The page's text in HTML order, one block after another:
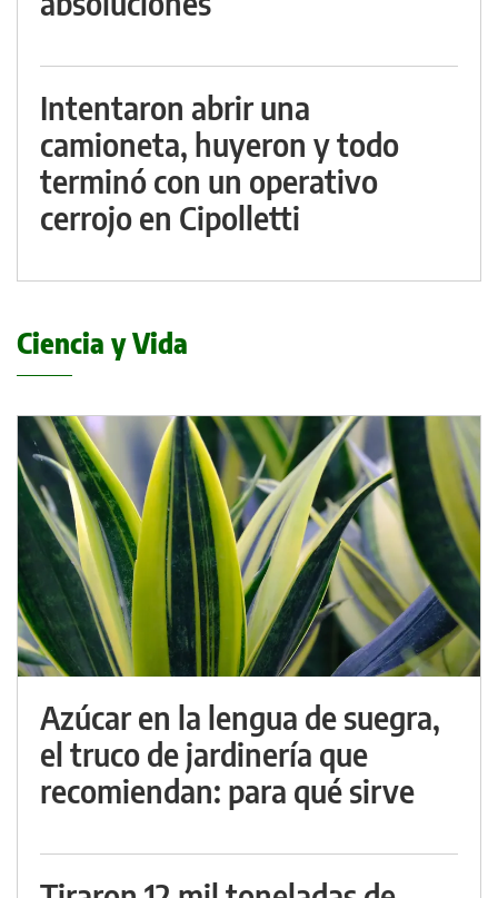
Intentaron abrir una
camioneta, huyeron y todo
terminó con un operativo
cerrojo en Cipolletti
Ciencia y Vida
Azúcar en la lengua de suegra,
el truco de jardinería que
recomiendan: para qué sirve